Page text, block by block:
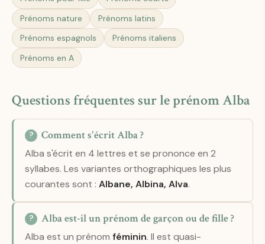
Prénoms nature
Prénoms latins
Prénoms espagnols
Prénoms italiens
Prénoms en A
Questions fréquentes sur le prénom Alba
Comment s'écrit Alba ?
Alba s'écrit en 4 lettres et se prononce en 2
syllabes. Les variantes orthographiques les plus
courantes sont :Albane, Albina, Alva.
Alba est-il un prénom de garçon ou de fille ?
Alba est un prénomféminin. Il est quasi-